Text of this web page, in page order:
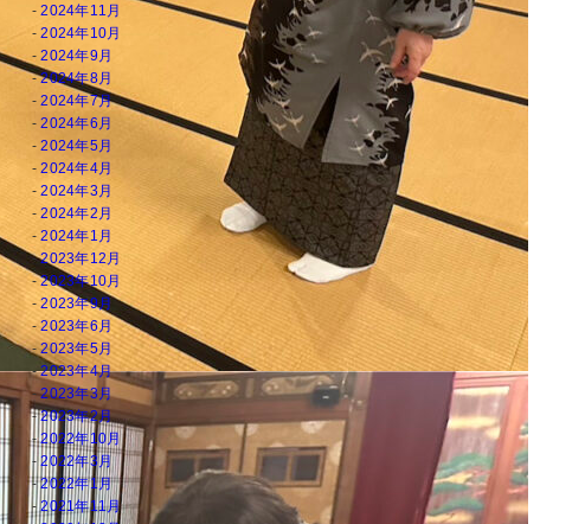
2024年11月
2024年10月
2024年9月
2024年8月
2024年7月
2024年6月
2024年5月
2024年4月
2024年3月
2024年2月
2024年1月
2023年12月
2023年10月
2023年9月
2023年6月
2023年5月
2023年4月
2023年3月
2023年2月
2022年10月
2022年3月
2022年1月
2021年11月